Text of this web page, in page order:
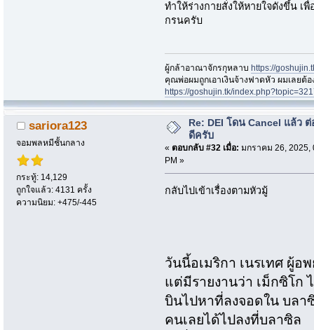
ทำให้ร่างกายสั่งให้หายใจดังขึ้น เ
กรนครับ
ผู้กล้าอาณาจักรกุหลาบ https://
คุณพ่อผมถูกเอาเงินจ้างฟาดหัว ผมเลยต้
https://goshujin.tk/
sariora123
จอมพลหมีชั้นกลาง
กระทู้: 14,129
ถูกใจแล้ว: 4131 ครั้ง
ความนิยม: +475/-445
Re: DEI โดน Cancel แล้ว ต่
ดีครับ
« ตอบกลับ #32 เมื่อ: มกราคม 26, 2025,
PM »
กลับไปเข้าเรื่องตามหัวมู้
วันนี้อเมริกา เนรเทศ ผู้
แต่มีรายงานว่า เม็กซิโก
บินไปหาที่ลงจอดใน บลา
คนเลยได้ไปลงที่บลาซิล